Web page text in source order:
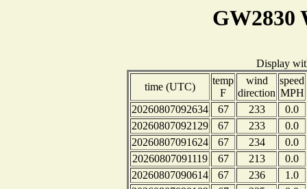
GW2830
Display
time (UTC)
temp
F
wind
direction
speed
MPH
20260807092634
67 233
0.0
20260807092129
67 233
0.0
20260807091624
67 234
0.0
20260807091119
67 213
0.0
20260807090614
67 236
1.0